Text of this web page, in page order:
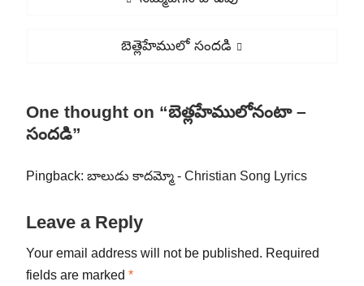
Next
బెత్లెహేములో సందడి
One thought on “బెత్లహేములోనంటా –
సందడి”
Pingback: బాలుడు కాదమ్మో - Christian Song Lyrics
Leave a Reply
Your email address will not be published. Required
fields are marked *